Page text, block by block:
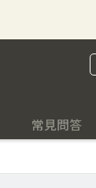
常見問答